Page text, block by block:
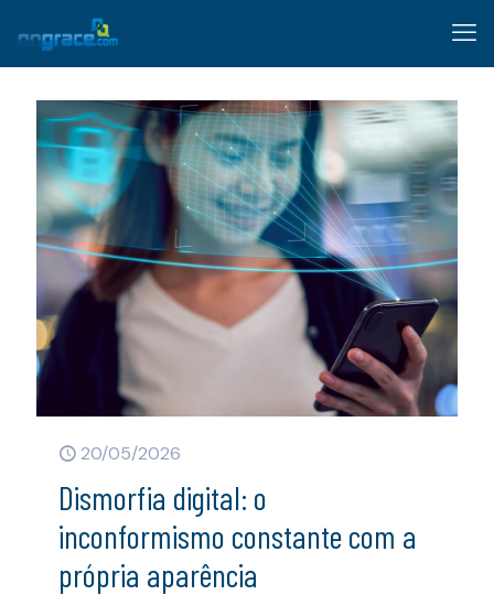
20/05/2026
Dismorfia digital: o
inconformismo constante com a
própria aparência